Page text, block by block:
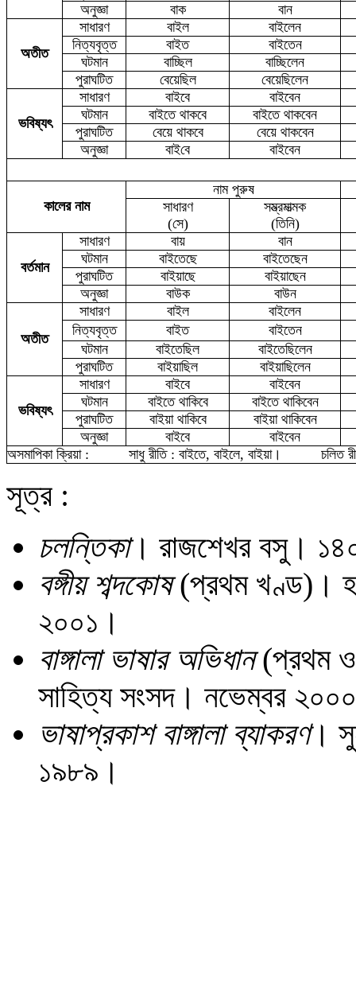
অনুজ্ঞা
বাক বান
অতীত
সাধারণ বাইল বাইলেন
নিত্যবৃত্ত
বাইত
বাইতেন
ঘটমান
বাচ্ছিল
বাচ্ছিলেন
পুরাঘটিত
বেয়েছিল বেয়েছিলেন
ভবিষ্যৎ
সাধারণ বাইবে বাইবেন
ঘটমান
বাইতে থাকবে বাইতে থাকবেন
পুরাঘটিত
বেয়ে থাকবে
বেয়ে থাকবেন
অনুজ্ঞা
বাইবে বাইবেন
কালের নাম
নাম পুরুষ
সাধারণ
(সে)
সম্ভ্রমাত্মক
(তিনি)
বর্তমান
সাধারণ বায়
বান
ঘটমান
বাইতেছে
বাইতেছেন
পুরাঘটিত
বাইয়াছে
বাইয়াছেন
অনুজ্ঞা
বাউক বাউন
অতীত
সাধারণ বাইল
বাইলেন
নিত্যবৃত্ত
বাইত
বাইতেন
ঘটমান
বাইতেছিল
বাইতেছিলেন
পুরাঘটিত
বাইয়াছিল বাইয়াছিলেন
ভবিষ্যৎ
সাধারণ বাইবে
বাইবেন
ঘটমান
বাইতে থাকিবে
বাইতে থাকিবেন
পুরাঘটিত
বাইয়া থাকিবে
বাইয়া থাকিবেন
অনুজ্ঞা
বাইবে
বাইবেন
অসমাপিকা ক্রিয়া :
সাধু রীতি : বাইতে, বাইলে, বাইয়া। চলিত
সূত্র :
চলন্তিকা। রাজশেখর বসু।
বঙ্গীয় শব্দকোষ(প্রথম খণ্ড)।
২০০১।
বাঙ্গালা ভাষার অভিধান(প্রথম ও
সাহিত্য সংসদ। নভেম্বর
ভাষাপ্রকাশ বাঙ্গালা ব্যাকরণ।
১৯৮৯।